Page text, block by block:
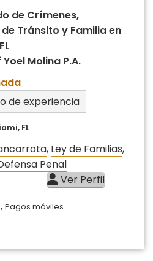
de Crímenes,
Tránsito y Familia en
Molina P.A.
de experiencia
FL
, Ley de Familias,
Penal
Ver Perfil
, Pagos móviles